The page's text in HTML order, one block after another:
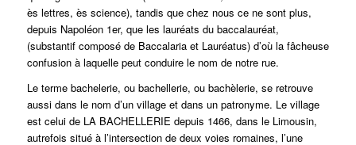
ès lettres, ès science), tandis que chez nous ce ne sont plus,
depuis Napoléon 1er, que les lauréats du baccalauréat,
(substantif composé de Baccalaria et Lauréatus) d’où la fâcheuse
confusion à laquelle peut conduire le nom de notre rue.
Le terme bachelerie, ou bachellerie, ou bachèlerie, se retrouve
aussi dans le nom d’un village et dans un patronyme. Le village
est celui de LA BACHELLERIE depuis 1466, dans le Limousin,
autrefois situé à l’intersection de deux voies romaines, l’une